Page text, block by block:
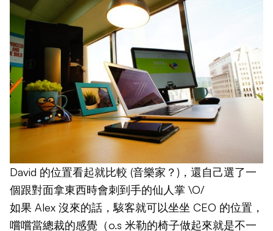
David 的位置看起就比較 (音樂家？)，還自己選了一
個跟對面拿東西時會刺到手的仙人掌 \O/
如果 Alex 沒來的話，駭客就可以坐坐 CEO 的位置，
嚐嚐當總裁的感覺（o.s 米勒的椅子做起來就是不一